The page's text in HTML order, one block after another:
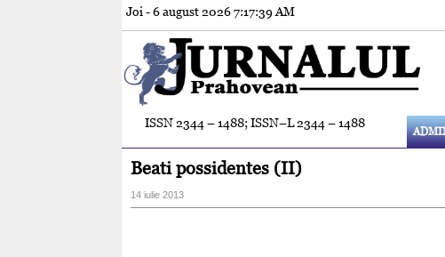
Joi - 6 august 20267:17:40 AM
ISSN 2344 – 1488; ISSN–L 2344 – 1488
Beati possidentes (II)
14 iulie 2013